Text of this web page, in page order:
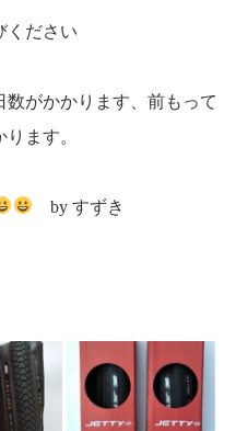
ください
数がかかります、前もって
ます。
by すずき